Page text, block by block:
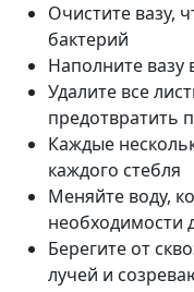
Очистите вазу,
бактерий
Наполните вазу
Удалите все
предотвратить
Каждые
каждого стебля
Меняйте воду,
необходимости
Берегите от
лучей и